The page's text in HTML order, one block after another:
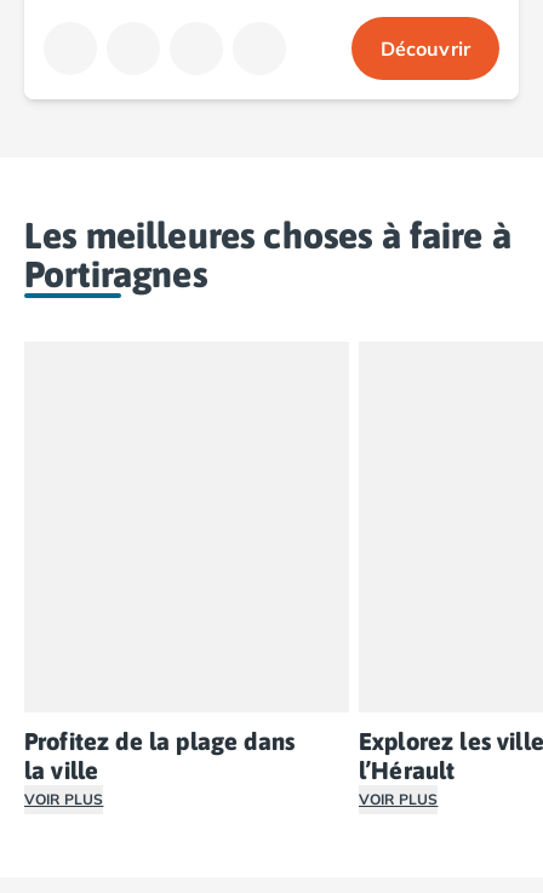
Découvrir
Les meilleures choses à faire à
Portiragnes
Profitez de la plage dans
la ville
VOIR PLUS
Explorez les
l’Hérault
VOIR PLUS